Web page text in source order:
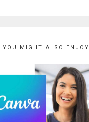
YOU MIGHT ALSO ENJOY